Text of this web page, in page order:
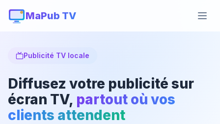
MaPub TV
Publicité TV locale
Diffusez votre publicité sur
écran TV, partout où vos
clients attendent